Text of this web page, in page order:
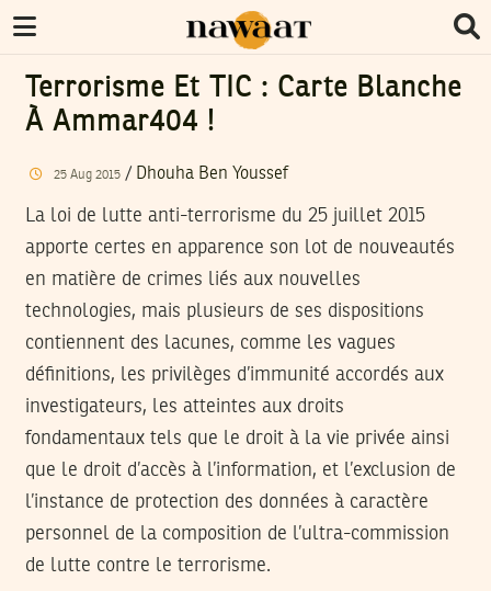
Terrorisme Et TIC : Carte Blanche
À Ammar404 !
25 Aug 2015/ Dhouha Ben Youssef
La loi de lutte anti-terrorisme du 25 juillet 2015
apporte certes en apparence son lot de nouveautés
en matière de crimes liés aux nouvelles
technologies, mais plusieurs de ses dispositions
contiennent des lacunes, comme les vagues
définitions, les privilèges d’immunité accordés aux
investigateurs, les atteintes aux droits
fondamentaux tels que le droit à la vie privée ainsi
que le droit d’accès à l’information, et l’exclusion de
l’instance de protection des données à caractère
personnel de la composition de l’ultra-commission
de lutte contre le terrorisme.